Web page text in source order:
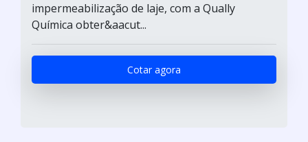
impermeabilização de laje, com a Qually
Química obter&aacut...
Cotar agora